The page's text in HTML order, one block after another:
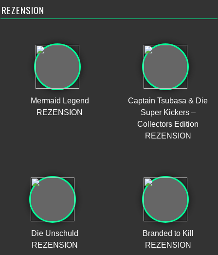
REZENSION
Mermaid Legend
REZENSION
Captain Tsubasa & Die
Super Kickers –
Collectors Edition
REZENSION
Die Unschuld
REZENSION
Branded to Kill
REZENSION